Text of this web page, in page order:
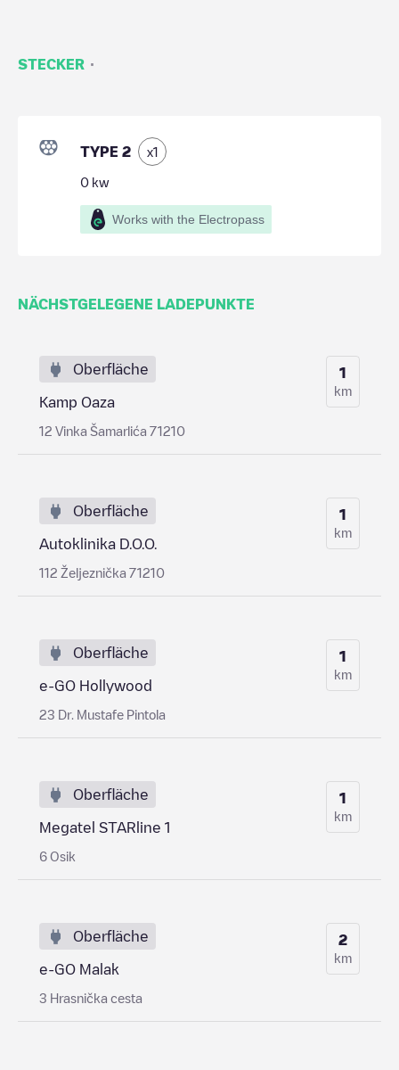
STECKER ·
TYPE 2 x1
0 kw
Works with the Electropass
NÄCHSTGELEGENE LADEPUNKTE
Oberfläche
Kamp Oaza
12 Vinka Šamarlića 71210
1
km
Oberfläche
Autoklinika D.O.O.
112 Željeznička 71210
1
km
Oberfläche
e-GO Hollywood
23 Dr. Mustafe Pintola
1
km
Oberfläche
Megatel STARline 1
6 Osik
1
km
Oberfläche
e-GO Malak
3 Hrasnička cesta
2
km